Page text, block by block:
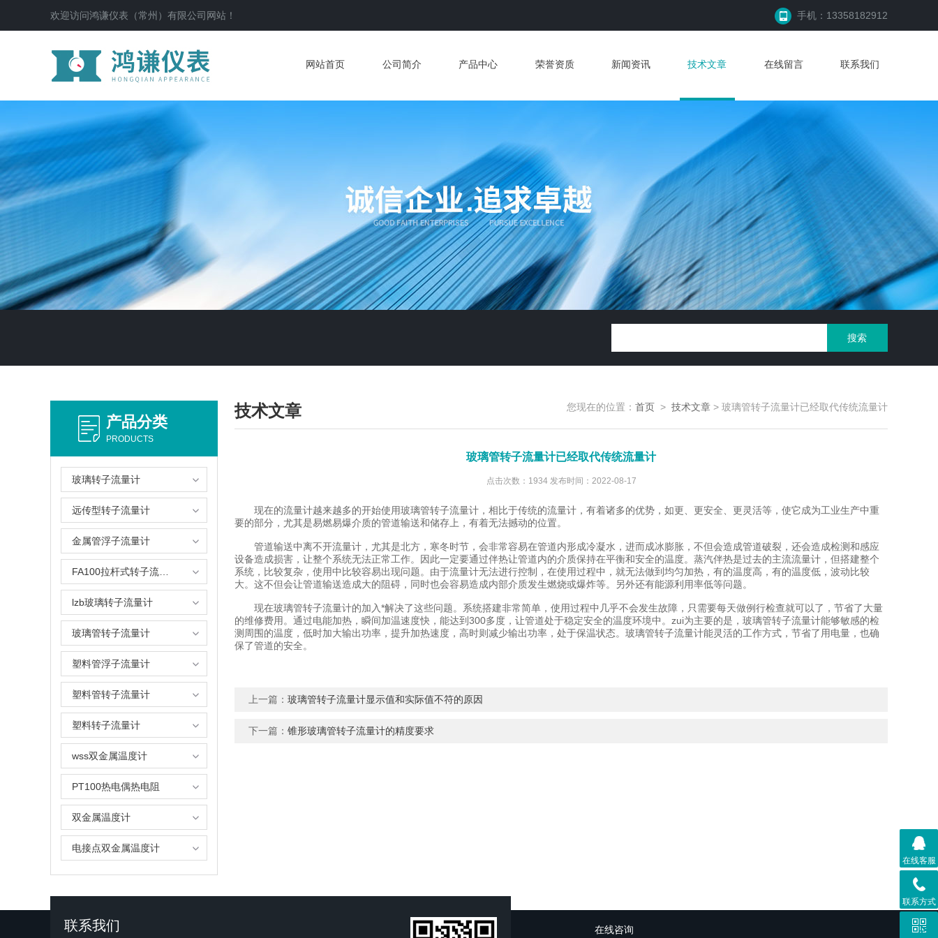
欢迎访问鸿谦仪表（常州）有限公司网站！ 手机：13358182912
网站首页 公司简介 产品中心 荣誉资质 新闻资讯 技术文章 在线留言 联系我们
产品分类
PRODUCTS
玻璃转子流量计
远传型转子流量计
金属管浮子流量计
lzb玻璃转子流量计
玻璃管转子流量计
塑料管浮子流量计
塑料管转子流量计
塑料转子流量计
wss双金属温度计
PT100热电偶热电阻
双金属温度计
电接点双金属温度计
技术文章 您现在的位置： 首页 > 技术文章 > 玻璃管转子流量计已经取代传统流量计
玻璃管转子流量计已经取代传统流量计
点击次数：1934 发布时间：2022-08-17
现在的流量计越来越多的开始使用玻璃管转子流量计，相比于传统的流量计，有着诸多的优势，如更、更安全、更灵活等，使它成为工业生产中重
要的部分，尤其是易燃易爆介质的管道输送和储存上，有着无法撼动的位置。
管道输送中离不开流量计，尤其是北方，寒冬时节，会非常容易在管道内形成冷凝水，进而成冰膨胀，不但会造成管道破裂，还会造成检测和感应
设备造成损害，让整个系统无法正常工作。因此一定要通过伴热让管道内的介质保持在平衡和安全的温度。蒸汽伴热是过去的主流流量计，但搭建整个
系统，比较复杂，使用中比较容易出现问题。由于流量计无法进行控制，在使用过程中，就无法做到均匀加热，有的温度高，有的温度低，波动比较
大。这不但会让管道输送造成大的阻碍，同时也会容易造成内部介质发生燃烧或爆炸等。另外还有能源利用率低等问题。
现在玻璃管转子流量计的加入*解决了这些问题。系统搭建非常简单，使用过程中几乎不会发生故障，只需要每天做例行检查就可以了，节省了大量
的维修费用。通过电能加热，瞬间加温速度快，能达到300多度，让管道处于稳定安全的温度环境中。zui为主要的是，玻璃管转子流量计能够敏感的检
测周围的温度，低时加大输出功率，提升加热速度，高时则减少输出功率，处于保温状态。玻璃管转子流量计能灵活的工作方式，节省了用电量，也确
保了管道的安全。
上一篇： 玻璃管转子流量计显示值和实际值不符的原因
下一篇： 锥形玻璃管转子流量计的精度要求
联系我们 在线咨询
在线客服
联系方式